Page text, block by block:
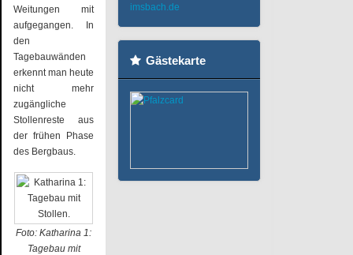
Weitungen mit
aufgegangen. In
den
Tagebauwänden
erkennt man heute
nicht mehr
zugängliche
Stollenreste aus
der frühen Phase
des Bergbaus.
Foto: Katharina 1:
Tagebau mit
imsbach.de
Gästekarte